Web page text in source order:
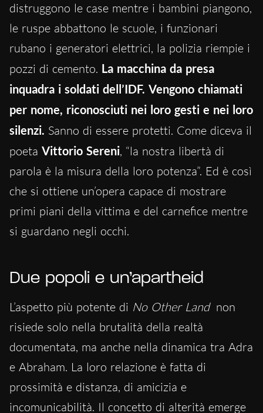
distruggono le case mentre i bambini piangono,
le ruspe abbattono le scuole, i funzionari
rubano i generatori elettrici, la polizia riempie i
pozzi di cemento. La macchina da presa
inquadra i soldati dell’IDF. Vengono chiamati
per nome, riconosciuti nei loro gesti e nei loro
silenzi. Sanno di essere protetti. Come diceva il
poeta Vittorio Sereni, “la nostra libertà di
parola è la misura della loro potenza”. Ed è così
che si ottiene un’opera capace di mostrare
primi piani della vittima e del carnefice mentre
si guardano negli occhi.
Due popoli e un’apartheid
L’aspetto più potente di No Other Land non
risiede solo nella brutalità della realtà
documentata, ma anche nella dinamica tra Adra
e Abraham. La loro relazione è fatta di
prossimità e distanza, di amicizia e
incomunicabilità. Il concetto di alterità emerge